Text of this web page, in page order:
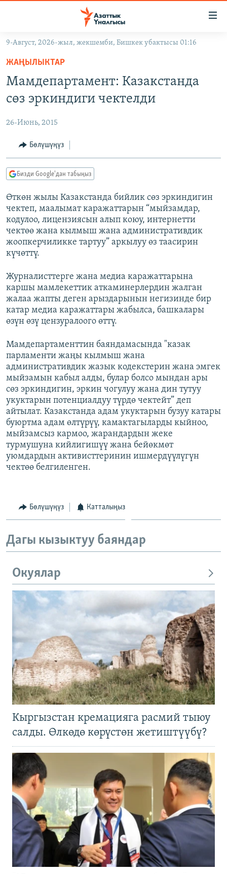
Навигацияга
өтүңүз
Издөөгө
салыңыз
ЭКОНОМИКА
МАДАНИЯТ
ДҮЙНӨ
БОРБОР АЗИЯ
УКРАИНА
АТАЙЫН ИЛИКТӨӨ
ТВ ПРОГРАММАЛАР
ЭКСПЕРТТЕР ТАЛДАЙТ
БИЗ ЖАНА ДҮЙНӨ
ДАНИСТЕ
АЗАТТЫК+
ЫҢГАЙСЫЗ СУРООЛОР
ӨЗГӨЧӨ ПИКИР
Русский
ОНЛАЙН ШЕРИНЕ
ЭЕ/АРнун бардык сайттары
9-Август, 2026-жыл, жекшемби, Бишкек убактысы 01:16
ЖАҢЫЛЫКТАР
Мамдепартамент: Казакстанда
сөз эркиндиги чектелди
26-Июнь, 2015
Бөлүшүңүз
Бизди Google'дан табыңыз
Өткөн жылы Казакстанда бийлик сөз эркиндигин
чектеп, маалымат каражаттарын “мыйзамдар,
кодулоо, лицензиясын алып коюу, интернетти
чектөө жана кылмыш жана административдик
жоопкерчиликке тартуу” аркылуу өз таасирин
күчөттү.
Журналисттерге жана медиа каражаттарына
каршы мамлекеттик аткаминерлердин жалган
жалаа жапты деген арыздарынын негизинде бир
катар медиа каражаттары жабылса, башкалары
өзүн өзү цензуралоого өттү.
Мамдепартаменттин баяндамасында "казак
парламенти жаңы кылмыш жана
административдик жазык кодекстерин жана эмгек
мыйзамын кабыл алды, булар болсо мындан ары
сөз эркиндигин, эркин чогулуу жана дин тутуу
укуктарын потенциалдуу түрдө чектейт” деп
айтылат. Казакстанда адам укуктарын бузуу катары
буюртма адам өлтүрүү, камактагыларды кыйноо,
мыйзамсыз кармоо, жарандардын жеке
турмушуна кийлигишүү жана бейөкмөт
уюмдардын активисттеринин ишмердүүлүгүн
чектөө белгиленген.
Бөлүшүңүз Катталыңыз
Дагы кызыктуу баяндар
Окуялар
Кыргызстан кремацияга расмий тыюу
салды. Өлкөдө көрүстөн жетиштүүбү?